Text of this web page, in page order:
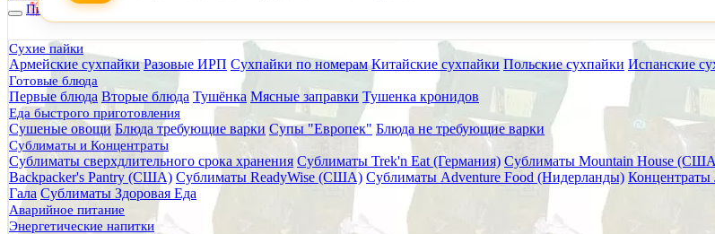
Питание
Сухие пайки
Армейские сухпайки Разовые ИРП Сухпайки по номерам Китайские сухпайки Польские сухпайки Испанские
Готовые блюда
Первые блюда Вторые блюда Тушёнка Мясные заправки Тушенка кронидов
Еда быстрого приготовления
Сушеные овощи Блюда требующие варки Супы "Европек" Блюда не требующие варки
Сублиматы и Концентраты
Сублиматы сверхдлительного срока хранения Сублиматы Trek'n Eat (Германия) Сублиматы Mountain House
Backpacker's Pantry (США) Сублиматы ReadyWise (США) Сублиматы Adventure Food (Нидерланды) Концентраты
Гала Сублиматы Здоровая Еда
Аварийное питание
Энергетические напитки
По техническим причинам магазин не будет работать на самовывоз в субботу 8 и
Заранее корректируйте дату и время посещения магазина.
Главная
Каталог товаров
Очистка воды
Фильтры для воды
Походные фильтры
Фильтр для воды Katadyn VARIO Катадин Варио